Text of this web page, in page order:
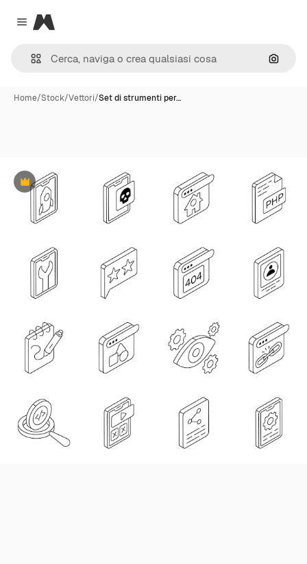
Close menu
Magnific
Cerca
Home/Stock/Vettori/Set di strumenti per…
Premium